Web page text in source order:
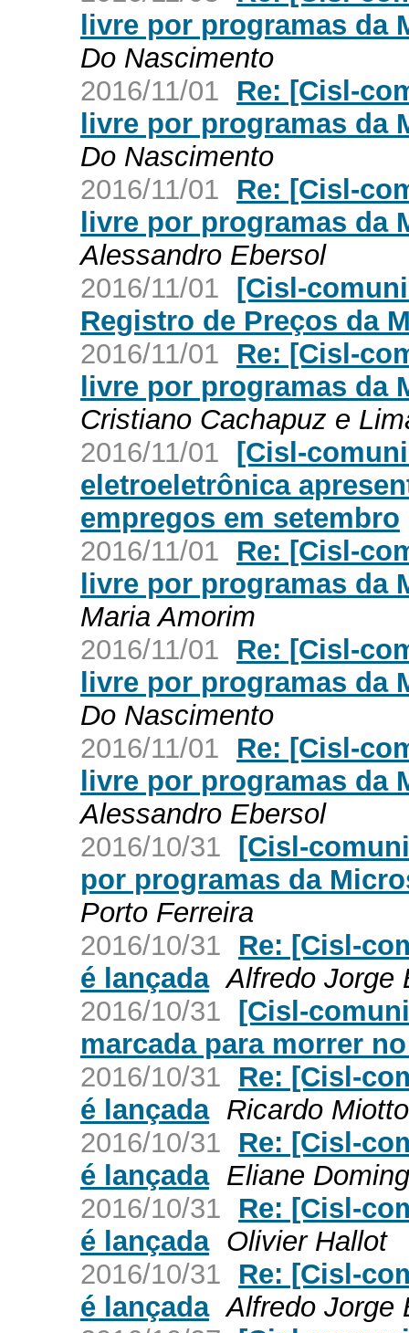
livre por programas da
Do Nascimento
2016/11/01
Re: [Cisl-
livre por programas da
Do Nascimento
2016/11/01
Re: [Cisl-
livre por programas da
Alessandro Ebersol
2016/11/01 [Cisl-
Registro de Preços da
2016/11/01
Re: [Cisl-
livre por programas da
Cristiano Cachapuz e
2016/11/01 [Cisl-
eletroeletrônica
empregos em setembro
2016/11/01
Re: [Cisl-
livre por programas da
Maria Amorim
2016/11/01
Re: [Cisl-
livre por programas da
Do Nascimento
2016/11/01
Re: [Cisl-
livre por programas da
Alessandro Ebersol
2016/10/31 [Cisl-
por programas da
Porto Ferreira
2016/10/31
Re: [Cisl-
é lançada Alfredo Jorge
2016/10/31 [Cisl-
marcada para morrer
2016/10/31
Re: [Cisl-
é lançada Ricardo
2016/10/31
Re: [Cisl-
é lançada Eliane
2016/10/31
Re: [Cisl-
é lançada Olivier Hallot
2016/10/31
Re: [Cisl-
é lançada Alfredo Jorge